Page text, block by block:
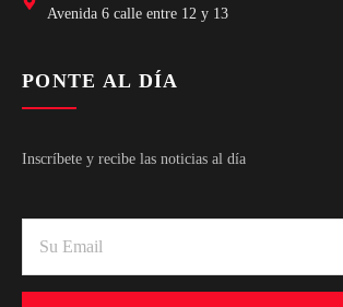
Avenida 6 calle entre 12 y 13
PONTE AL DÍA
Inscríbete y recibe las noticias al día